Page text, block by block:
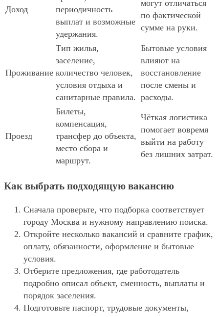
Доход
периодичность
выплат и возможные
удержания.
могут отличаться
по фактической
сумме на руки.
Проживание
Тип жилья,
заселение,
количество человек,
условия отдыха и
санитарные правила.
Бытовые условия
влияют на
восстановление
после смены и
расходы.
Проезд
Билеты,
компенсация,
трансфер до объекта,
место сбора и
маршрут.
Чёткая логистика
помогает вовремя
выйти на работу
без лишних затрат.
Как выбрать подходящую вакансию
Сначала проверьте, что подборка соответствует
городу Москва и нужному направлению поиска.
Откройте несколько вакансий и сравните график,
оплату, обязанности, оформление и бытовые
условия.
Отберите предложения, где работодатель
подробно описал объект, сменность, выплаты и
порядок заселения.
Подготовьте паспорт, трудовые документы,